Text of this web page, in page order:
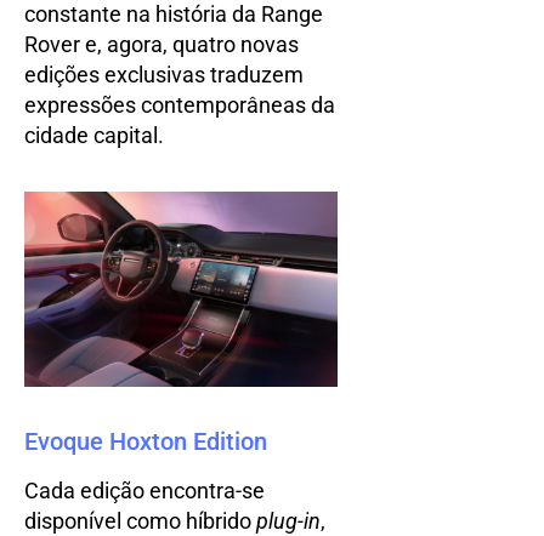
constante na história da Range
Rover e, agora, quatro novas
edições exclusivas traduzem
expressões contemporâneas da
cidade capital.
Evoque Hoxton Edition
Cada edição encontra-se
disponível como híbridoplug-in,